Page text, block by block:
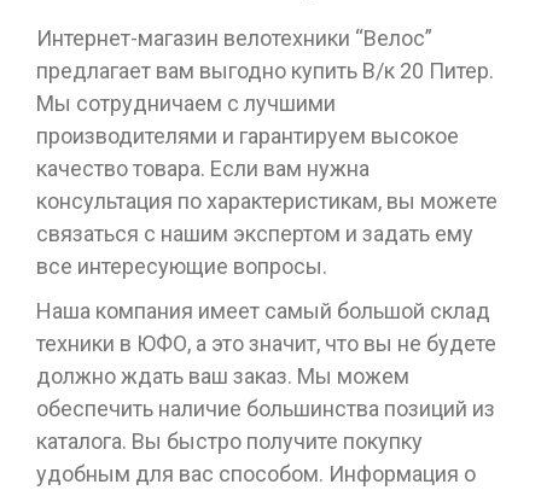
Интернет-магазин велотехники “Велос”
предлагает вам выгодно купить В/к 20 Питер.
Мы сотрудничаем с лучшими
производителями и гарантируем высокое
качество товара. Если вам нужна
консультация по характеристикам, вы можете
связаться с нашим экспертом и задать ему
все интересующие вопросы.
Наша компания имеет самый большой склад
техники в ЮФО, а это значит, что вы не будете
должно ждать ваш заказ. Мы можем
обеспечить наличие большинства позиций из
каталога. Вы быстро получите покупку
удобным для вас способом. Информация о